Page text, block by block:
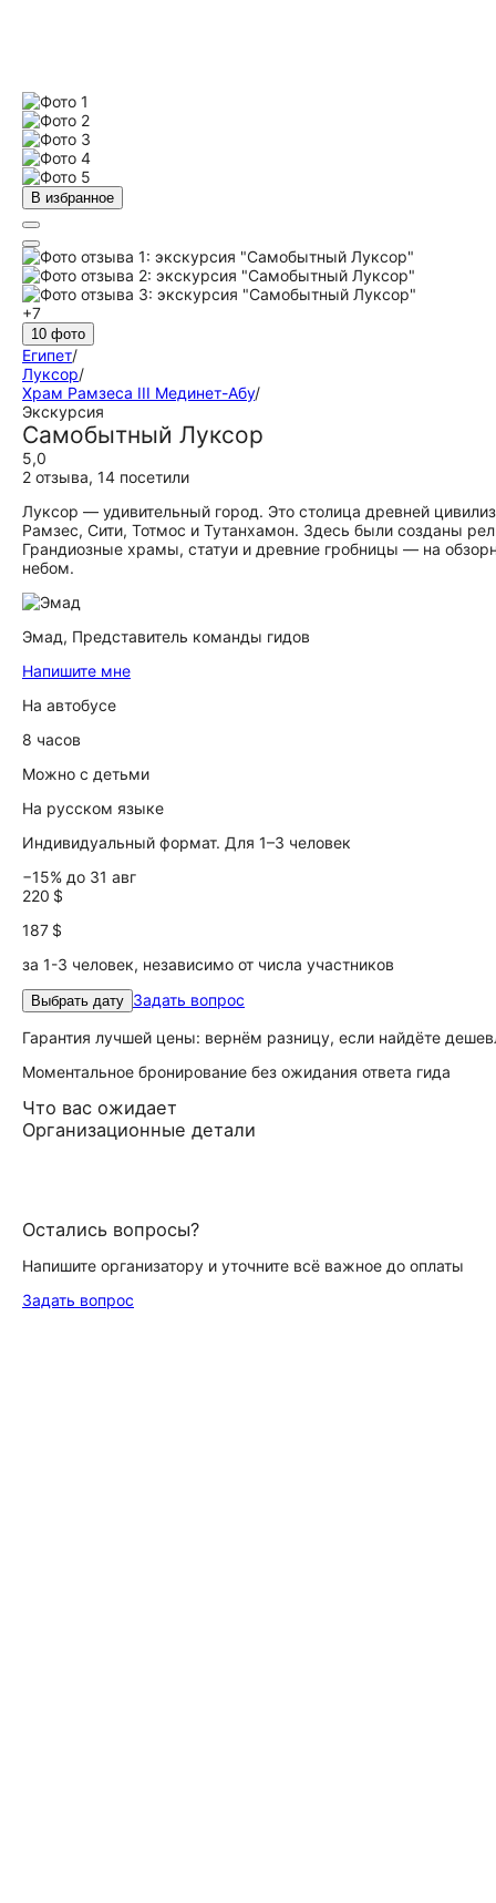
В избранное
+7
10 фото
Египет/
Луксор/
Храм Рамзеса III Мединет-Абу/
Экскурсия
Самобытный Луксор
5,0
2 отзыва, 14 посетили
Луксор — удивительный город. Это столица древней
Рамзес, Сити, Тотмос и Тутанхамон. Здесь были созданы
Грандиозные храмы, статуи и древние гробницы — на
небом.
Эмад, Представитель команды гидов
Напишите мне
На автобусе
8 часов
Можно с детьми
На русском языке
Индивидуальный формат. Для 1–3 человек
−15% до 31 авг
220 $
187 $
за 1-3 человек, независимо от числа участников
Выбрать дату Задать вопрос
Гарантия лучшей цены: вернём разницу, если найдёте
Моментальное бронирование без ожидания ответа гида
Что вас ожидает
Организационные детали
Остались вопросы?
Напишите организатору и уточните всё важное до оплаты
Задать вопрос